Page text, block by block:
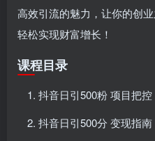
高效引流的魅力，让你的创业
轻松实现财富增长！
课程目录
抖音日引500粉 项目把控
抖音日引500分 变现指南